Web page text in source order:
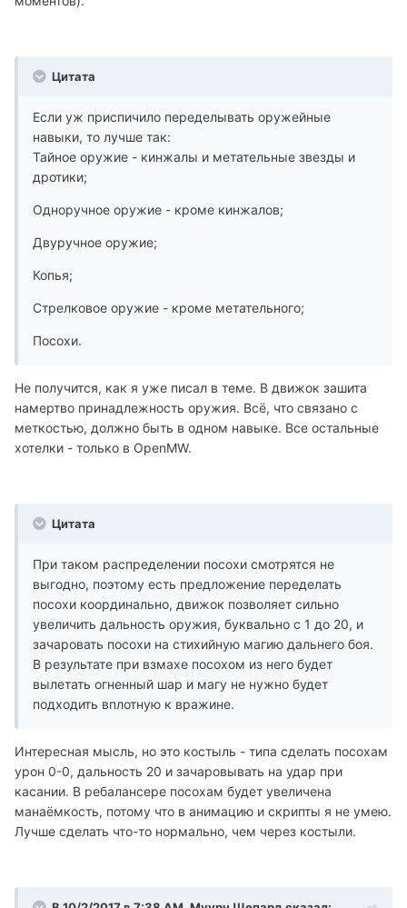
Цитата
Если уж приспичило переделывать оружейные
навыки, то лучше так:
Тайное оружие - кинжалы и метательные звезды и
дротики;
Одноручное оружие - кроме кинжалов;
Двуручное оружие;
Копья;
Стрелковое оружие - кроме метательного;
Посохи.
Не получится, как я уже писал в теме. В движок зашита
намертво принадлежность оружия. Всё, что связано с
меткостью, должно быть в одном навыке. Все остальные
хотелки - только в OpenMW.
Цитата
При таком распределении посохи смотрятся не
выгодно, поэтому есть предложение переделать
посохи координально, движок позволяет сильно
увеличить дальность оружия, буквально с 1 до 20, и
зачаровать посохи на стихийную магию дальнего боя.
В результате при взмахе посохом из него будет
вылетать огненный шар и магу не нужно будет
подходить вплотную к вражине.
Интересная мысль, но это костыль - типа сделать посохам
урон 0-0, дальность 20 и зачаровывать на удар при
касании. В ребалансере посохам будет увеличена
манаёмкость, потому что в анимацию и скрипты я не умею.
Лучше сделать что-то нормально, чем через костыли.